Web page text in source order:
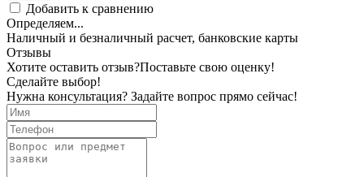
Добавить к сравнению
Определяем...
Наличный и безналичный расчет, банковские карты
Отзывы
Хотите оставить отзыв?Поставьте свою оценку!
Сделайте выбор!
Нужна консультация? Задайте вопрос прямо сейчас!